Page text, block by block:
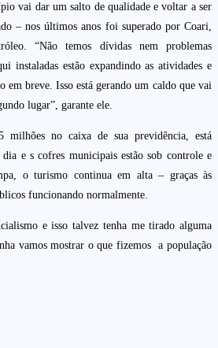
vai dar um salto de qualidade e voltar a ser
– nos últimos anos foi superado por Coari,
“Não temos dívidas nem problemas
instaladas estão expandindo as atividades e
em breve. Isso está gerando um caldo que vai
lugar”, garante ele.
milhões no caixa de sua previdência, está
e s cofres municipais estão sob controle e
o turismo continua em alta – graças às
funcionando normalmente.
e isso talvez tenha me tirado alguma
vamos mostrar o que fizemos a população